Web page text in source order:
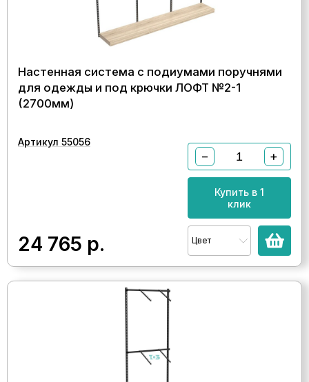
Настенная система с подиумами поручнями
для одежды и под крючки ЛОФТ №2-1
(2700мм)
Артикул 55056
24 765 р.
− +
Купить в 1
клик
Цвет